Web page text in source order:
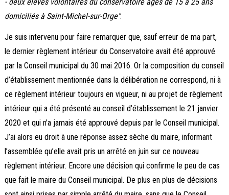
- deux élèves volontaires du conservatoire âgés de 15 à 25 ans
domiciliés à Saint-Michel-sur-Orge".
Je suis intervenu pour faire remarquer que, sauf erreur de ma part,
le dernier règlement intérieur du Conservatoire avait été approuvé
par la Conseil municipal du 30 mai 2016. Or la composition du conseil
d’établissement mentionnée dans la délibération ne correspond, ni à
ce règlement intérieur toujours en vigueur, ni au projet de règlement
intérieur qui a été présenté au conseil d’établissement le 21 janvier
2020 et qui n'a jamais été approuvé depuis par le Conseil municipal.
J’ai alors eu droit à une réponse assez sèche du maire, informant
l’assemblée qu’elle avait pris un arrêté en juin sur ce nouveau
règlement intérieur. Encore une décision qui confirme le peu de cas
que fait le maire du Conseil municipal. De plus en plus de décisions